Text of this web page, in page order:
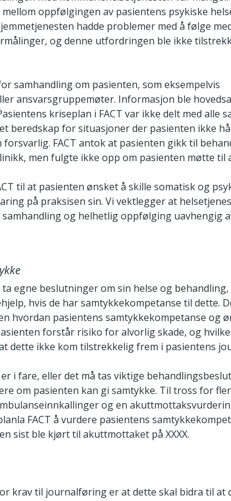
oppfølgingen av pasientens psykiske
hadde problemer med å følge
og denne utfordringen ble ikke
samhandling om pasienten, som eksempelvis
ansvarsgruppemøter. Informasjon ble
kriseplan i FACT var ikke delt med alle
beredskap for situasjoner der pasienten ikke
FACT antok at pasienten gikk til
men fulgte ikke opp om pasienten møtte til
til at pasienten ønsket å skille somatisk og
på praksisen sin. Vi vektlegger at
og helhetlig oppfølging uavhengig
egne beslutninger om sin helse og
hvis de har samtykkekompetanse til dette.
hvordan pasientens samtykkekompetanse og
forstår risiko for alvorlig skade, og
dette ikke kom tilstrekkelig frem i pasientens
i fare, eller det må tas viktige
om pasienten kan gi samtykke. Til tross for
og en
FACT å vurdere pasientens
sist ble kjørt til akuttmottaket på XXXX.
krav til journalføring er at dette skal bidra til at